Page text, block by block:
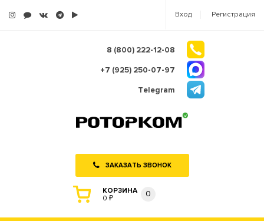
Вход Регистрация
8 (800) 222-12-08
+7 (925) 250-07-97
Telegram
ЗАКАЗАТЬ ЗВОНОК
КОРЗИНА
0 ₽
0